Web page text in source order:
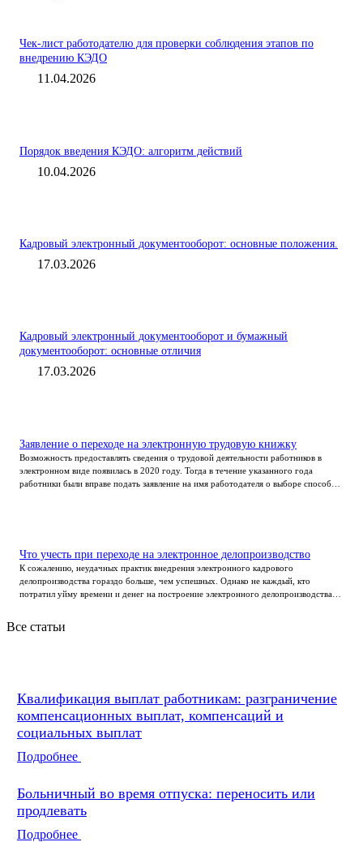
Чек-лист работодателю для проверки соблюдения этапов по
внедрению КЭДО
11.04.2026
Порядок введения КЭДО: алгоритм действий
10.04.2026
Кадровый электронный документооборот: основные положения.
17.03.2026
Кадровый электронный документооборот и бумажный
документооборот: основные отличия
17.03.2026
Заявление о переходе на электронную трудовую книжку
Возможность предоставлять сведения о трудовой деятельности работников в
электронном виде появилась в 2020 году. Тогда в течение указанного года
работники были вправе подать заявление на имя работодателя о выборе способа
Что учесть при переходе на электронное делопроизводство
К сожалению, неудачных практик внедрения электронного кадрового
делопроизводства гораздо больше, чем успешных. Однако не каждый, кто
потратил уйму времени и денег на построение электронного делопроизводства
Все статьи
Квалификация выплат работникам: разграничение
компенсационных выплат, компенсаций и
социальных выплат
Подробнее
Больничный во время отпуска: переносить или
продлевать
Подробнее